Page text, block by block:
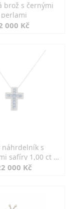
brož s černými
perlami
000 Kč
náhrdelník s
safíry 1,00 ct a
000 Kč